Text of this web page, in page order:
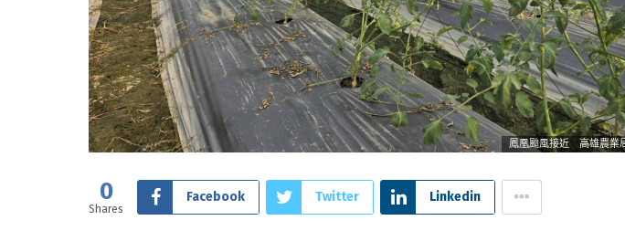
鳳凰颱風接近 高雄農業
0
Shares
Facebook Twitter Linkedin